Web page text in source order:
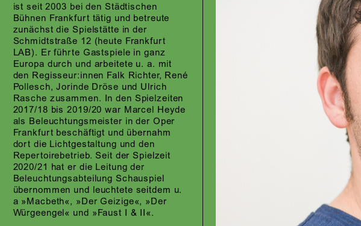
ist seit 2003 bei den Städtischen
Bühnen Frankfurt tätig und betreute
zunächst die Spielstätte in der
Schmidtstraße 12 (heute Frankfurt
LAB). Er führte Gastspiele in ganz
Europa durch und arbeitete u. a. mit
den Regisseur:innen Falk Richter, René
Pollesch, Jorinde Dröse und Ulrich
Rasche zusammen. In den Spielzeiten
2017/18 bis 2019/20 war Marcel Heyde
als Beleuchtungsmeister in der Oper
Frankfurt beschäftigt und übernahm
dort die Lichtgestaltung und den
Repertoirebetrieb. Seit der Spielzeit
2020/21 hat er die Leitung der
Beleuchtungsabteilung Schauspiel
übernommen und leuchtete seitdem u.
a »Macbeth«, »Der Geizige«, »Der
Würgeengel« und »Faust I & II«.